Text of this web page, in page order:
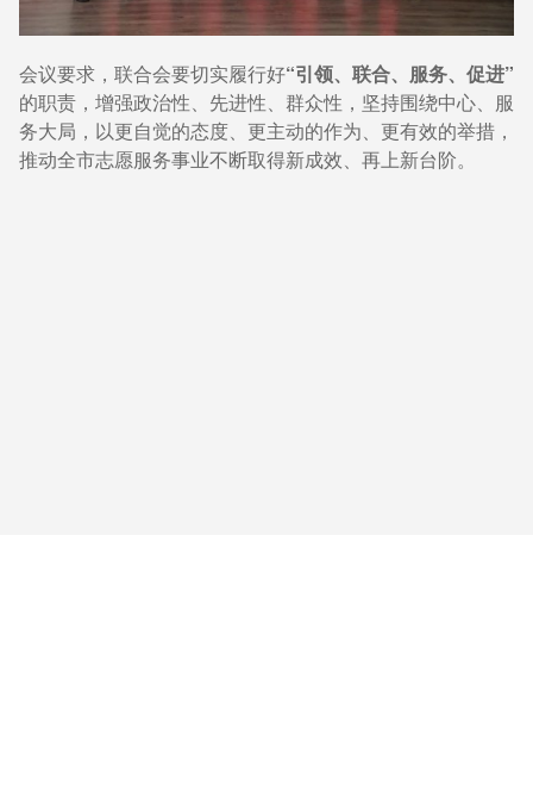
会议要求，联合会要切实履行好“引领、联合、服务、促进”
的职责，增强政治性、先进性、群众性，坚持围绕中心、服
务大局，以更自觉的态度、更主动的作为、更有效的举措，
推动全市志愿服务事业不断取得新成效、再上新台阶。